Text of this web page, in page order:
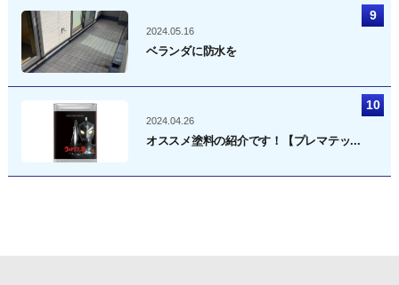
2024.05.16
ベランダに防水を
2024.04.26
オススメ塗料の紹介です！【プレマテッ...